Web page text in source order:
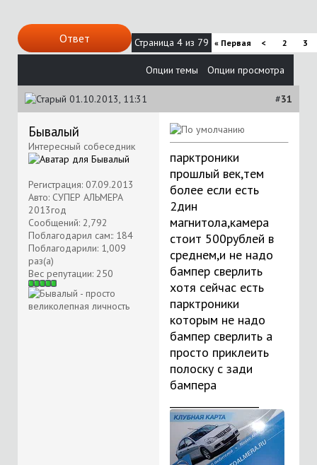
Ответ Страница 4 из 79 « Первая < 2 3
Опции темы Опции просмотра
01.10.2013, 11:31 #31
Бывалый
Интересный собеседник
Регистрация: 07.09.2013
Авто: СУПЕР АЛЬМЕРА
2013год
Сообщений: 2,792
Поблагодарил сам:: 184
Поблагодарили: 1,009
раз(а)
Вес репутации: 250
парктроники
прошлый век,тем
более если есть
2дин
магнитола,камера
стоит 500рублей в
среднем,и не надо
бампер сверлить
хотя сейчас есть
парктроники
которым не надо
бампер сверлить а
просто приклеить
полоску с зади
бампера